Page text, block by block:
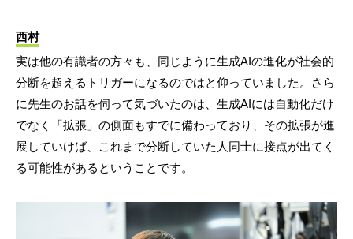
西村
実は他の有識者の方々も、同じように生成AIの進化が社会的
分断を超えるトリガーになるのではと仰っていました。さら
に先生のお話を伺って気づいたのは、生成AIには自動化だけ
でなく「拡張」の側面もすでに備わっており、その拡張が進
展していけば、これまで分断していた人同士に接点が出てく
る可能性があるということです。